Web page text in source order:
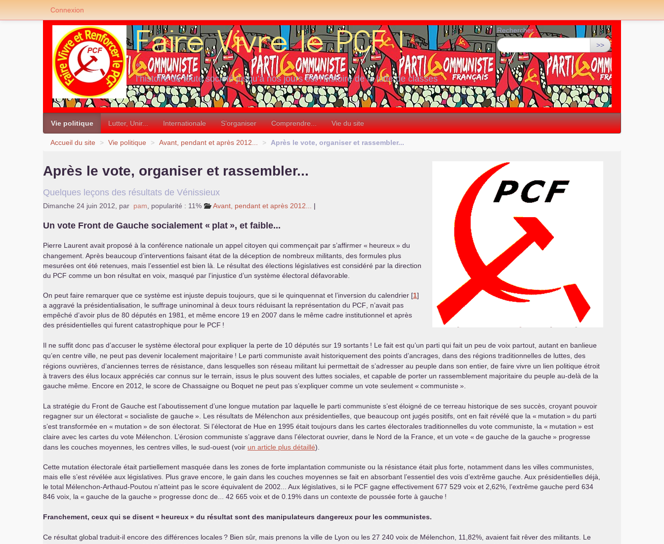
«
l’histoire de toute société jusqu’à nos jours est l’histoire de la lutte de classes
»
Rechercher :
>>
Vie politique Lutter, Unir... Internationale S’organiser Comprendre... Vie du site
Accueil du site > Vie politique > Avant, pendant et après 2012... > Après le vote, organiser et rassembler...
Après le vote, organiser et rassembler...
Quelques leçons des résultats de Vénissieux
Dimanche 24 juin 2012 par pam popularité : 11% Avant, pendant et après 2012... |
Un vote Front de Gauche socialement « plat », et faible...
Pierre Laurent avait proposé à la conférence nationale un appel citoyen qui commençait par s’affirmer « heureux» du
changement. Après beaucoup d’interventions faisant état de la déception de nombreux militants, des formules plus
mesurées ont été retenues, mais l’essentiel est bien là. Le résultat des élections législatives est considéré par la direction
du PCF comme un bon résultat en voix, masqué par l’injustice d’un système électoral défavorable.
On peut faire remarquer que ce système est injuste depuis toujours, que si le quinquennat et l’inversion du calendrier [1]
a aggravé la présidentialisation, le suffrage uninominal à deux tours réduisant la représentation du PCF , n’avait pas
empêché d’avoir plus de 80 députés en 1981, et même encore 19 en 2007 dans le même cadre institutionnel et après
des présidentielles qui furent catastrophique pour le PCF !
Il ne suffit donc pas d’accuser le système électoral pour expliquer la perte de 10 députés sur 19 sortants ! Le fait est qu’un parti qui fait un peu de voix partout, autant en banlieue
qu’en centre ville, ne peut pas devenir localement majoritaire ! Le parti communiste avait historiquement des points d’ancrages, dans des régions traditionnelles de luttes, des
régions ouvrières, d’anciennes terres de résistance, dans lesquelles son réseau militant lui permettait de s’adresser au peuple dans son entier, de faire vivre un lien politique étroit
à travers des élus locaux appréciés car connus sur le terrain, issus le plus souvent des luttes sociales, et capable de porter un rassemblement majoritaire du peuple au-delà de la
gauche même. Encore en 2012, le score de Chassaigne ou Boquet ne peut pas s’expliquer comme un vote seulement « communiste».
La stratégie du Front de Gauche est l’aboutissement d’une longue mutation par laquelle le parti communiste s’est éloigné de ce terreau historique de ses succès, croyant pouvoir
regagner sur un électorat « socialiste de gauche». Les résultats de Mélenchon aux présidentielles, que beaucoup ont jugés positifs, ont en fait révélé que la « mutation » du parti
s’est transformée en « mutation » de son électorat. Si l’électorat de Hue en 1995 était toujours dans les cartes électorales traditionnelles du vote communiste, la « mutation » est
claire avec les cartes du vote Mélenchon. L’érosion communiste s’aggrave dans l’électorat ouvrier, dans le Nord de la France, et un vote « de gauche de la gauche» progresse
dans les couches moyennes, les centres villes, le sud-ouest (voir un article plus détaillé).
Cette mutation électorale était partiellement masquée dans les zones de forte implantation communiste ou la résistance était plus forte, notamment dans les villes communistes,
mais elle s’est révélée aux législatives. Plus grave encore, le gain dans les couches moyennes se fait en absorbant l’essentiel des vois d’extrême gauche. Aux présidentielles déjà,
le total Mélenchon-Arthaud-Poutou n’atteint pas le score équivalent de 2002... Aux législatives, si le PCF gagne effectivement 677 529 voix et 2,62%, l’extrême gauche perd 634
846 voix, la « gauche de la gauche» progresse donc de... 42 665 voix et de 0.19% dans un contexte de poussée forte à gauche !
Franchement, ceux qui se disent « heureux» du résultat sont des manipulateurs dangereux pour les communistes.
Ce résultat global traduit-il encore des différences locales? Bien sûr, mais prenons la ville de Lyon ou les 27 240 voix de Mélenchon, 11,82%, avaient fait rêver des militants. Le
Connexion